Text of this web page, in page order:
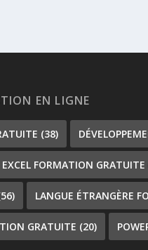
EN LIGNE
(38)
EXCEL FORMATION GRATUITE
LANGUE ÉTRANGÈRE
GRATUITE (20)